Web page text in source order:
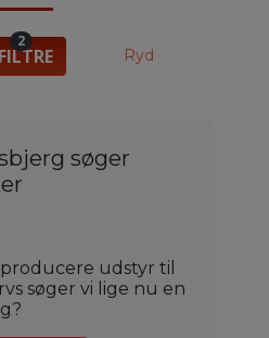
2
Ryd
søger
udstyr til
søger vi lige nu en